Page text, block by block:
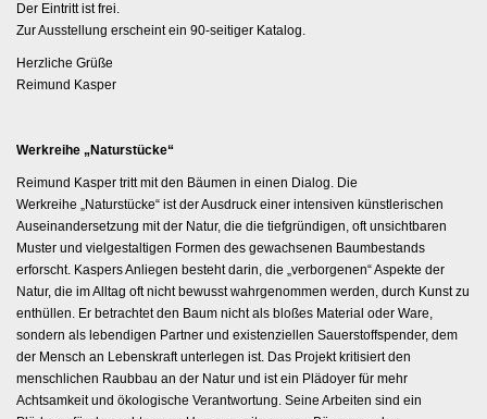
Der Eintritt ist frei.
Zur Ausstellung erscheint ein 90-seitiger Katalog.
Herzliche Grüße
Reimund Kasper
Werkreihe „Naturstücke“
Reimund Kasper tritt mit den Bäumen in einen Dialog. Die
Werkreihe „Naturstücke“ ist der Ausdruck einer intensiven künstlerischen
Auseinandersetzung mit der Natur, die die tiefgründigen, oft unsichtbaren
Muster und vielgestaltigen Formen des gewachsenen Baumbestands
erforscht. Kaspers Anliegen besteht darin, die „verborgenen“ Aspekte der
Natur, die im Alltag oft nicht bewusst wahrgenommen werden, durch Kunst zu
enthüllen. Er betrachtet den Baum nicht als bloßes Material oder Ware,
sondern als lebendigen Partner und existenziellen Sauerstoffspender, dem
der Mensch an Lebenskraft unterlegen ist. Das Projekt kritisiert den
menschlichen Raubbau an der Natur und ist ein Plädoyer für mehr
Achtsamkeit und ökologische Verantwortung. Seine Arbeiten sind ein